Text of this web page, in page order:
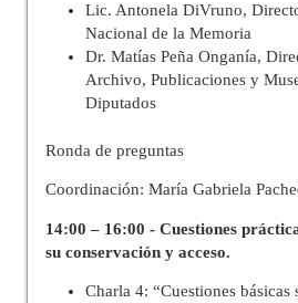
Lic. Antonela DiVruno,
Nacional de la Memoria
Dr. Matías Peña Onganía,
Archivo, Publicaciones y
Diputados
Ronda de preguntas
Coordinación: María Gabriela
14:00 – 16:00 - Cuestiones
su conservación y acceso.
Charla 4: “Cuestiones